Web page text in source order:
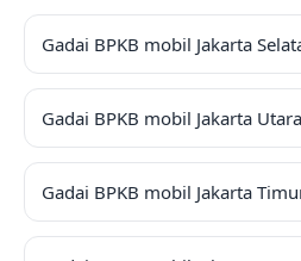
Gadai BPKB mobil Jakarta
Gadai BPKB mobil Jakarta Utara
Gadai BPKB mobil Jakarta